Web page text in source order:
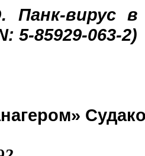
Панк-вирус
5-85929-063-2)